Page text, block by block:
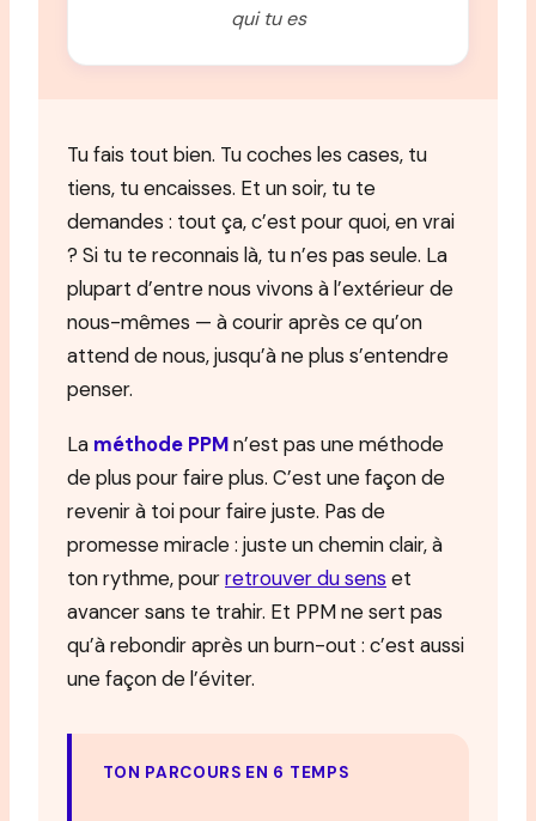
qui tu es
Tu fais tout bien. Tu coches les cases, tu
tiens, tu encaisses. Et un soir, tu te
demandes : tout ça, c’est pour quoi, en vrai
? Si tu te reconnais là, tu n’es pas seule. La
plupart d’entre nous vivons à l’extérieur de
nous-mêmes — à courir après ce qu’on
attend de nous, jusqu’à ne plus s’entendre
penser.
La méthode PPMn’est pas une méthode
de plus pour faire plus. C’est une façon de
revenir à toi pour faire juste. Pas de
promesse miracle : juste un chemin clair, à
ton rythme, pourretrouver du sens et
avancer sans te trahir. Et PPM ne sert pas
qu’à rebondir après un burn-out : c’est aussi
une façon de l’éviter.
TON PARCOURS EN 6 TEMPS